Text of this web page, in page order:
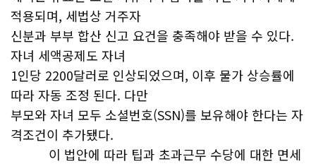
적용되며, 세법상 거주자
신분과 부부 합산 신고 요건을 충족해야 받을 수 있다.
자녀 세액공제도 자녀
1인당 2200달러로 인상되었으며, 이후 물가 상승률에
따라 자동 조정 된다. 다만
부모와 자녀 모두 소셜번호(SSN)를 보유해야 한다는 자
격조건이 추가됐다.
이 법안에 따라 팁과 초과근무 수당에 대한 면세